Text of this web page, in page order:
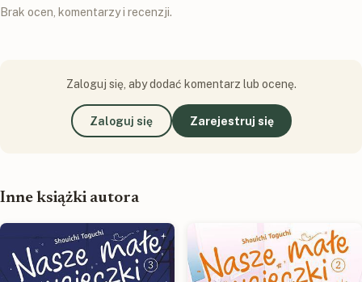
Brak ocen, komentarzy i recenzji.
Zaloguj się, aby dodać komentarz lub ocenę.
Zaloguj się Zarejestruj się
Inne książki autora